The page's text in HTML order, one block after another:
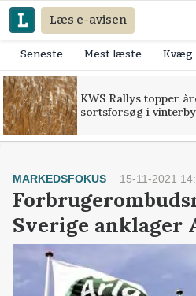
Læs e-avisen
Seneste Mest læste Kvæg
KWS Rallys topper
sortsforsøg i
MARKEDSFOKUS 15-11-2021
Sverige anklager